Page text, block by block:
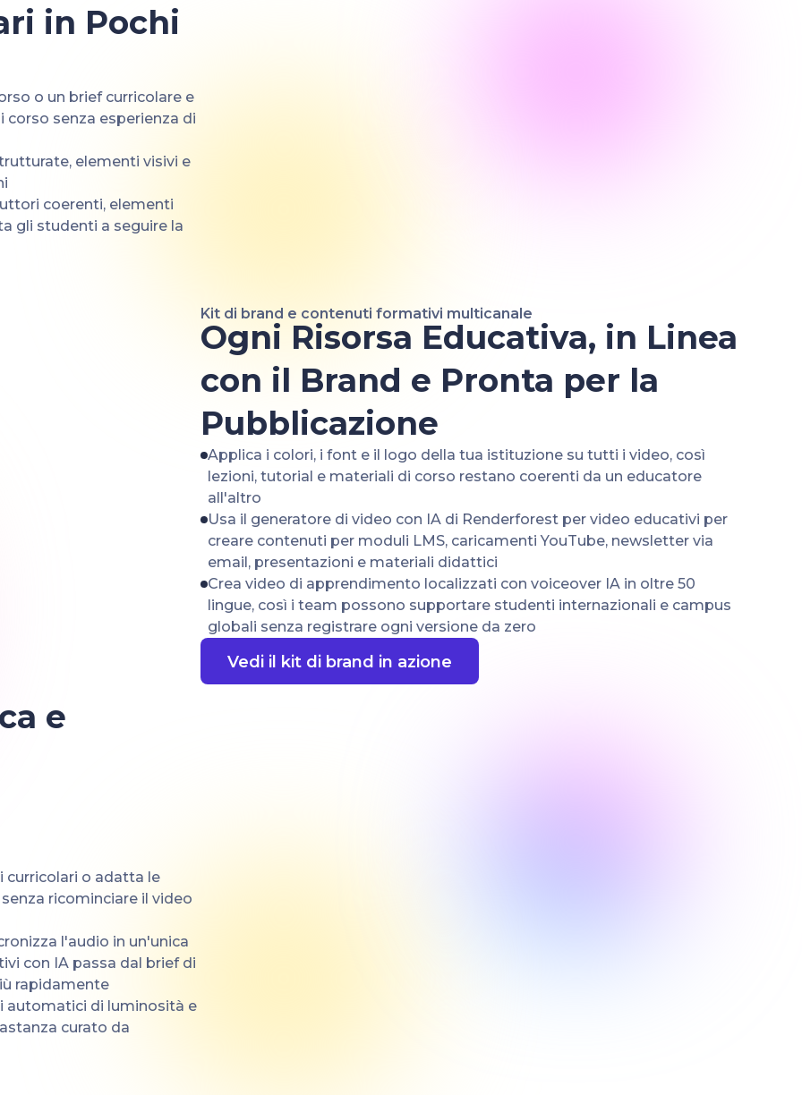
in Pochi
o un brief curricolare e
senza esperienza di
elementi visivi e
coerenti, elementi
gli studenti a seguire la
Kit di brand e contenuti formativi multicanale
Ogni Risorsa Educativa, in Linea
con il Brand e Pronta per la
Pubblicazione
Applica i colori, i font e il logo della tua istituzione su tutti i video, così
lezioni, tutorial e materiali di corso restano coerenti da un educatore
all'altro
Usa il generatore di video con IA di Renderforest per video educativi per
creare contenuti per moduli LMS, caricamenti YouTube, newsletter via
email, presentazioni e materiali didattici
Crea video di apprendimento localizzati con voiceover IA in oltre 50
lingue, così i team possono supportare studenti internazionali e campus
globali senza registrare ogni versione da zero
Vedi il kit di brand in azione
e
curricolari o adatta le
ricominciare il video
l'audio in un'unica
con IA passa dal brief di
rapidamente
automatici di luminosità e
curato da